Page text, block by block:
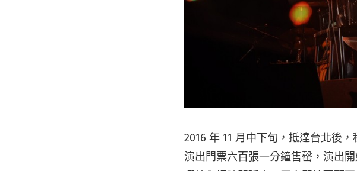
2016 年 11 月中下旬，抵達台北後
演出門票六百張一分鐘售罄，演出